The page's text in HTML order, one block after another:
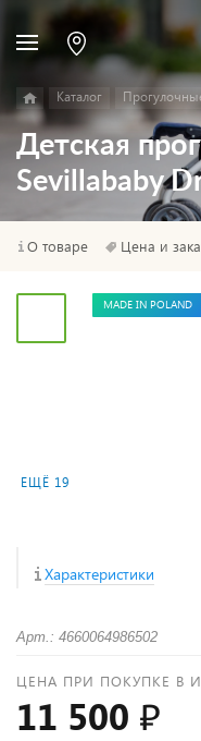
Каталог
Детская
Sevillababy
О товаре Цена и
ЕЩЁ 19
MADE IN POLAND
Характеристики
Арт.: 4660064986502
ЦЕНА ПРИ ПОКУПКЕ В
11 500 ₽